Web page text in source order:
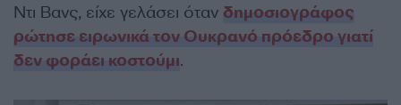
Ντι Βανς, είχε γελάσει όταν δημοσιογράφος
ρώτησε ειρωνικά τον Ουκρανό πρόεδρο γιατί
δεν φοράει κοστούμι.